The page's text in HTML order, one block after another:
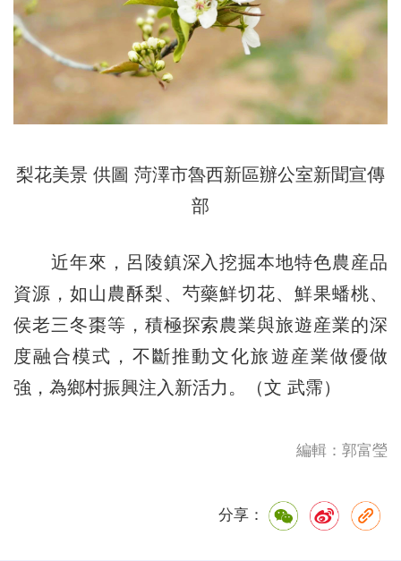
梨花美景 供圖 菏澤市魯西新區辦公室新聞宣傳
部
近年來，呂陵鎮深入挖掘本地特色農産品
資源，如山農酥梨、芍藥鮮切花、鮮果蟠桃、
侯老三冬棗等，積極探索農業與旅遊産業的深
度融合模式，不斷推動文化旅遊産業做優做
強，為鄉村振興注入新活力。（文 武霈）
編輯：郭富瑩
分享：